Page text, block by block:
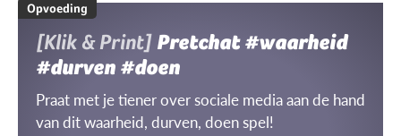
Opvoeding
[Klik & Print] Pretchat #waarheid
#durven #doen
Praat met je tiener over sociale media aan de hand
van dit waarheid, durven, doen spel!